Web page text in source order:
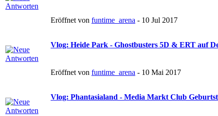
Eröffnet von funtime_arena - 10 Jul 2017
Vlog: Heide Park - Ghostbusters 5D & ERT auf
Eröffnet von funtime_arena - 10 Mai 2017
Vlog: Phantasialand - Media Markt Club